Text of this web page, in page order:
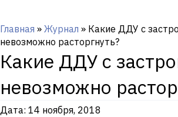
Главная » Журнал » Какие ДДУ с
невозможно расторгнуть?
Какие ДДУ с
невозможно
Дата: 14 ноября, 2018